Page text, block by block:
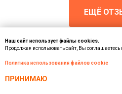
ЕЩЁ
Наш сайт использует файлы cookies.
Продолжая использовать сайт, Вы соглашаетесь
Политика использования файлов cookie
ПРИНИМАЮ